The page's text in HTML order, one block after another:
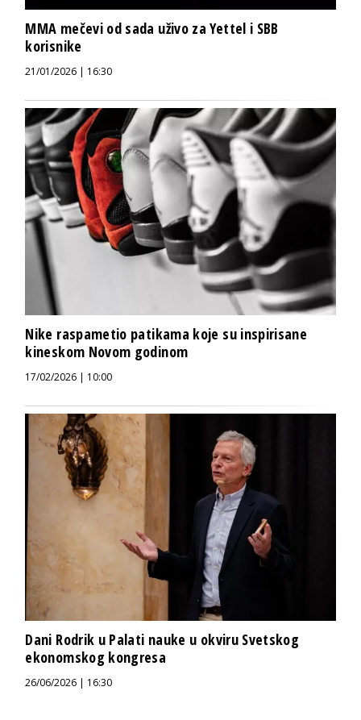
MMA mečevi od sada uživo za Yettel i SBB
korisnike
21/01/2026 | 16:30
Nike raspametio patikama koje su inspirisane
kineskom Novom godinom
17/02/2026 | 10:00
Dani Rodrik u Palati nauke u okviru Svetskog
ekonomskog kongresa
26/06/2026 | 16:30